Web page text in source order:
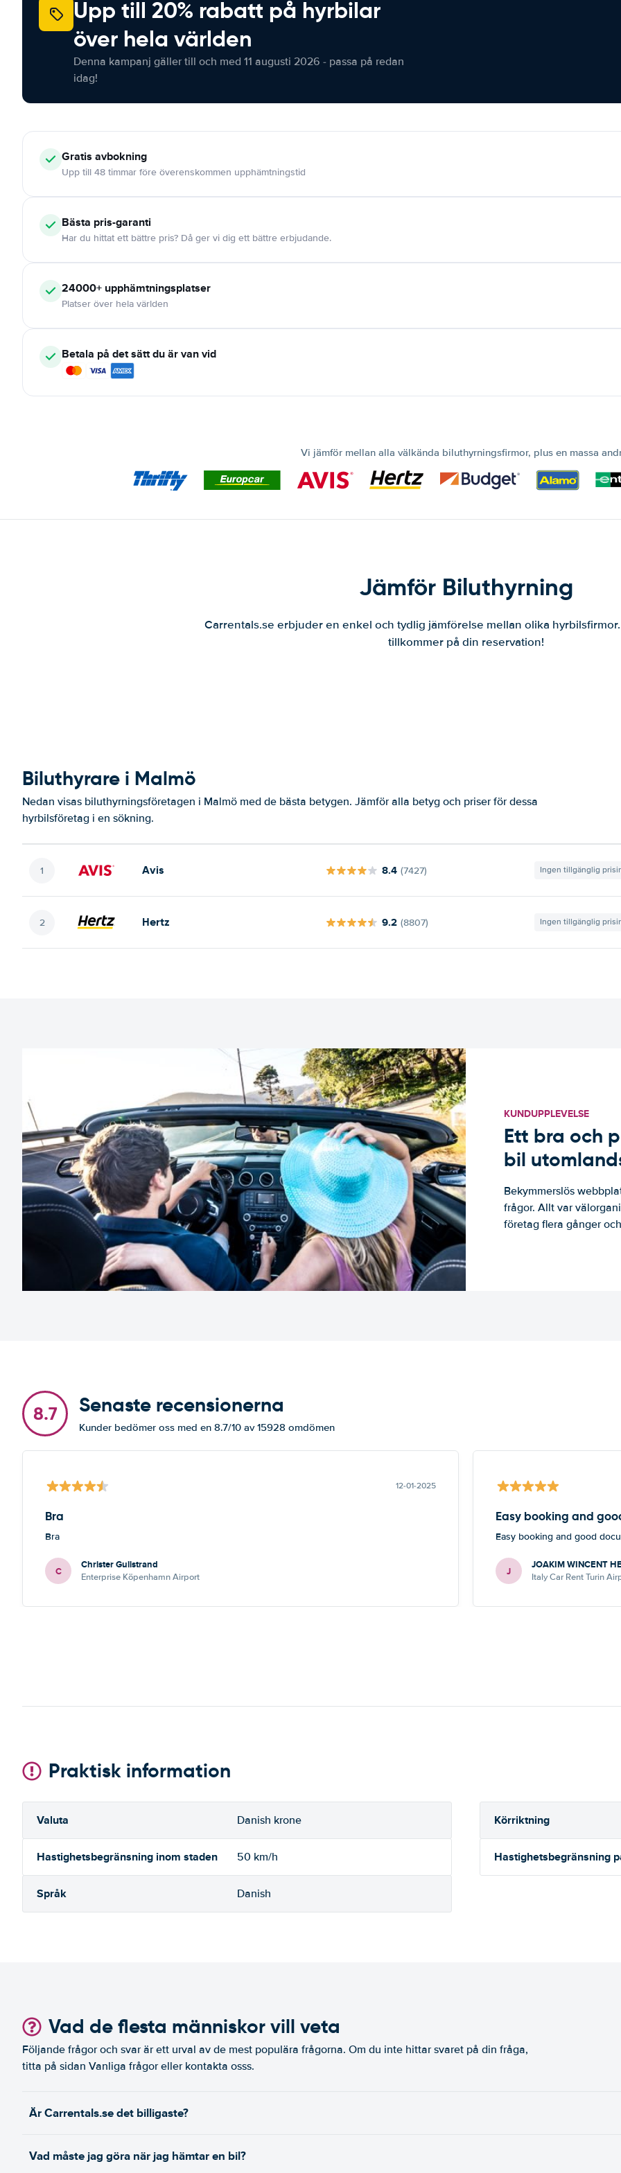
Upp till 20% rabatt på hyrbilar
över hela världen
Denna kampanj gäller till och med 11 augusti 2026 - passa på redan
idag!
Gratis avbokning
Upp till 48 timmar före överenskommen upphämtningstid
Bästa pris-garanti
Har du hittat ett bättre pris? Då ger vi dig ett bättre erbjudande.
24000+ upphämtningsplatser
Platser över hela världen
Betala på det sätt du är van vid
Vi jämför mellan alla välkända biluthyrningsfirmor, plus en massa
Jämför Biluthyrning
Carrentals.se erbjuder en enkel och tydlig jämförelse mellan olika
tillkommer på din reservation!
Biluthyrare i Malmö
Nedan visas biluthyrningsföretagen i Malmö med de bästa betygen. Jämför alla betyg och priser för dessa
hyrbilsföretag i en sökning.
Avis 8.4 (7427) Ingen tillgänglig
Hertz 9.2 (8807) Ingen tillgänglig
KUNDUPPLEVELSE
Ett bra och
bil
Bekymmerslös
frågor. Allt var
företag flera gånger
8.7 Senaste recensionerna
Kunder bedömer oss med en 8.7/10 av 15928 omdömen
12-01-2025
Bra
Bra
C Christer Gullstrand
Enterprise Köpenhamn Airport
Easy booking and
Easy booking and good
J JOAKIM WINCENT
Italy Car Rent Turin
Praktisk information
Valuta Danish krone Körriktning
Hastighetsbegränsning inom staden 50 km/h Hastighetsbegränsning
Språk Danish
Vad de flesta människor vill veta
Följande frågor och svar är ett urval av de mest populära frågorna. Om du inte hittar svaret på din fråga,
titta på sidan Vanliga frågor eller kontakta osss.
Är Carrentals.se det billigaste?
Vad måste jag göra när jag hämtar en bil?